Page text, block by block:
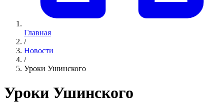
Главная
/
Новости
/
Уроки Ушинского
Уроки Ушинского